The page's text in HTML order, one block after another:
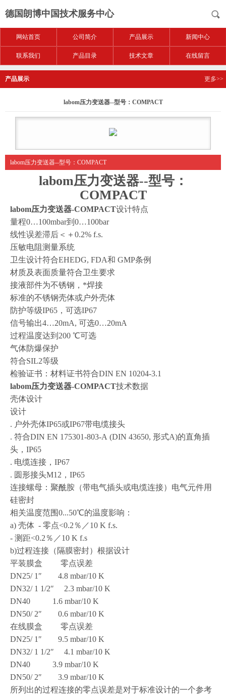
德国朗博中国技术服务中心
网站首页 公司简介 产品展示 新闻中心
联系我们 产品目录 技术文章 在线留言
产品展示 更多>>
labom压力变送器--型号：COMPACT
labom压力变送器--型号：COMPACT
labom压力变送器--型号：
COMPACT
labom压力变送器-COMPACT设计特点
量程0…100mbar到0…100bar
线性误差滞后＜＋0.2% f.s.
压敏电阻测量系统
卫生设计符合EHEDG, FDA和 GMP条例
材质及表面质量符合卫生要求
接液部件为不锈钢，*焊接
标准的不锈钢壳体或户外壳体
防护等级IP65，可选IP67
信号输出4…20mA, 可选0…20mA
过程温度达到200 ℃可选
气体防爆保护
符合SIL2等级
检验证书：材料证书符合DIN EN 10204-3.1
labom压力变送器-COMPACT技术数据
壳体设计
设计
. 户外壳体IP65或IP67带电缆接头
. 符合DIN EN 175301-803-A (DIN 43650, 形式A)的直角插
头，IP65
. 电缆连接，IP67
. 圆形接头M12，IP65
连接螺母：聚酰胺（带电气插头或电缆连接）电气元件用
硅密封
相关温度范围0...50℃的温度影响：
a) 壳体 - 零点<0.2％／10 K f.s.
- 测距<0.2％／10 K f.s
b)过程连接（隔膜密封）根据设计
平装膜盒 零点误差
DN25/ 1″ 4.8 mbar/10 K
DN32/ 1 1/2″ 2.3 mbar/10 K
DN40 1.6 mbar/10 K
DN50/ 2″ 0.6 mbar/10 K
在线膜盒 零点误差
DN25/ 1″ 9.5 mbar/10 K
DN32/ 1 1/2″ 4.1 mbar/10 K
DN40 3.9 mbar/10 K
DN50/ 2″ 3.9 mbar/10 K
所列出的过程连接的零点误差是对于标准设计的一个参考